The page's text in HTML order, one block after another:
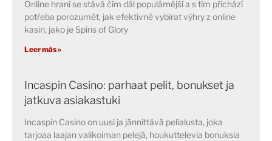
Online hraní se stává čím dál populárnější a s tím přichází
potřeba porozumět, jak efektivně vybírat výhry z online
kasin, jako je Spins of Glory
Leer más »
Incaspin Casino: parhaat pelit, bonukset ja
jatkuva asiakastuki
Incaspin Casino on uusi ja jännittävä pelialusta, joka
tarjoaa laajan valikoiman pelejä, houkuttelevia bonuksia